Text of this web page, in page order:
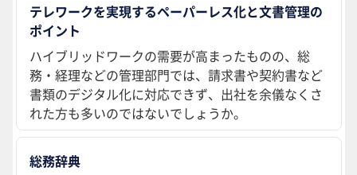
テレワークを実現するペーパーレス化と文書管理の
ポイント
ハイブリッドワークの需要が高まったものの、総
務・経理などの管理部門では、請求書や契約書など
書類のデジタル化に対応できず、出社を余儀なくさ
れた方も多いのではないでしょうか。
総務辞典